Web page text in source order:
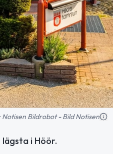
Bildrobot - Bild Notisen
i Höör.